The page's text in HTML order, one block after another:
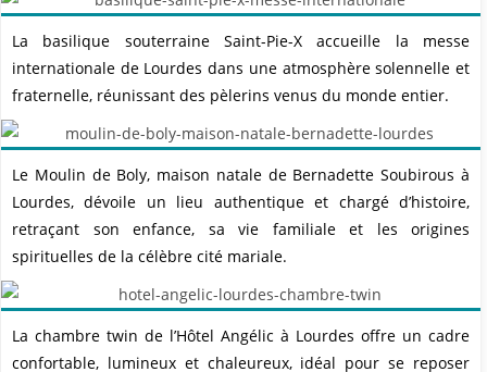
La basilique souterraine Saint-Pie-X accueille la messe
internationale de Lourdes dans une atmosphère solennelle et
fraternelle, réunissant des pèlerins venus du monde entier.
Le Moulin de Boly, maison natale de Bernadette Soubirous à
Lourdes, dévoile un lieu authentique et chargé d’histoire,
retraçant son enfance, sa vie familiale et les origines
spirituelles de la célèbre cité mariale.
La chambre twin de l’Hôtel Angélic à Lourdes offre un cadre
confortable, lumineux et chaleureux, idéal pour se reposer